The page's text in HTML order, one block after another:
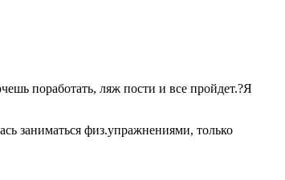
поработать, ляж пости и все пройдет.?Я
заниматься физ.упражнениями, только